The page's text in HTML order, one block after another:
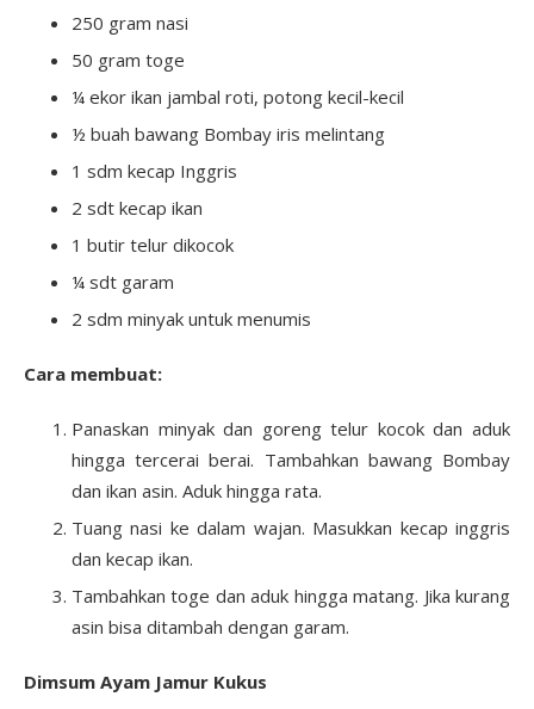
250 gram nasi
50 gram toge
¼ ekor ikan jambal roti, potong kecil-kecil
½ buah bawang Bombay iris melintang
1 sdm kecap Inggris
2 sdt kecap ikan
1 butir telur dikocok
¼ sdt garam
2 sdm minyak untuk menumis
Cara membuat:
Panaskan minyak dan goreng telur kocok dan aduk
hingga tercerai berai. Tambahkan bawang Bombay
dan ikan asin. Aduk hingga rata.
Tuang nasi ke dalam wajan. Masukkan kecap inggris
dan kecap ikan.
Tambahkan toge dan aduk hingga matang. Jika kurang
asin bisa ditambah dengan garam.
Dimsum Ayam Jamur Kukus